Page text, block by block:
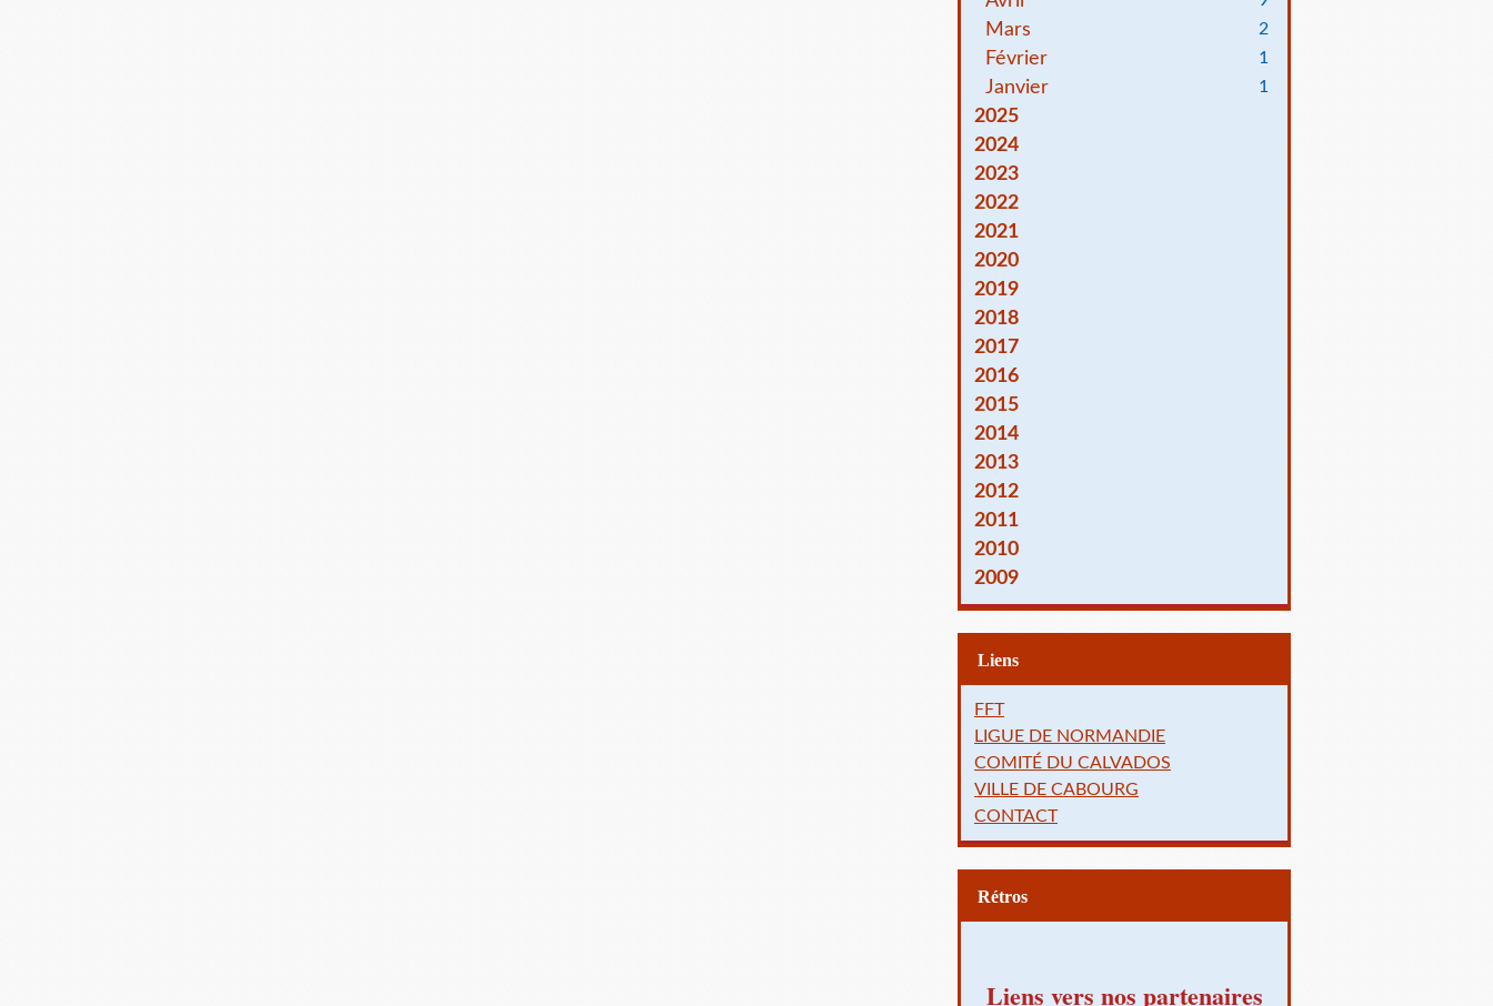
Mars 2
Février 1
Janvier 1
2025
2024
2023
2022
2021
2020
2019
2018
2017
2016
2015
2014
2013
2012
2011
2010
2009
Liens
FFT
LIGUE DE NORMANDIE
COMITÉ DU CALVADOS
VILLE DE CABOURG
CONTACT
Rétros
Liens vers nos partenaires